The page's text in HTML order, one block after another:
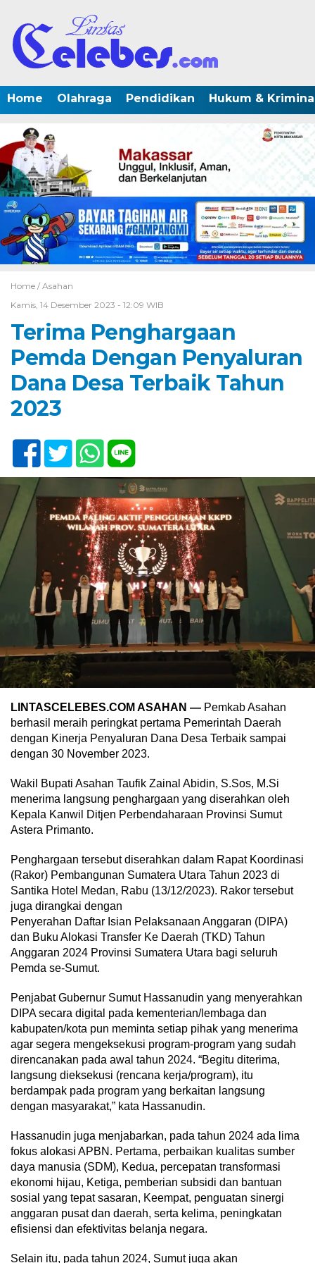
Home Olahraga Pendidikan Hukum &
Home / Asahan
Kamis, 14 Desember 2023 - 12:09 WIB
Terima Penghargaan
Pemda Dengan Penyaluran
Dana Desa Terbaik Tahun
2023
LINTASCELEBES.COM ASAHAN — Pemkab Asahan
berhasil meraih peringkat pertama Pemerintah Daerah
dengan Kinerja Penyaluran Dana Desa Terbaik sampai
dengan 30 November 2023.
Wakil Bupati Asahan Taufik Zainal Abidin, S.Sos, M.Si
menerima langsung penghargaan yang diserahkan oleh
Kepala Kanwil Ditjen Perbendaharaan Provinsi Sumut
Astera Primanto.
Penghargaan tersebut diserahkan dalam Rapat Koordinasi
(Rakor) Pembangunan Sumatera Utara Tahun 2023 di
Santika Hotel Medan, Rabu (13/12/2023). Rakor tersebut
juga dirangkai dengan
Penyerahan Daftar Isian Pelaksanaan Anggaran (DIPA)
dan Buku Alokasi Transfer Ke Daerah (TKD) Tahun
Anggaran 2024 Provinsi Sumatera Utara bagi seluruh
Pemda se-Sumut.
Penjabat Gubernur Sumut Hassanudin yang menyerahkan
DIPA secara digital pada kementerian/lembaga dan
kabupaten/kota pun meminta setiap pihak yang menerima
agar segera mengeksekusi program-program yang sudah
direncanakan pada awal tahun 2024. “Begitu diterima,
langsung dieksekusi (rencana kerja/program), itu
berdampak pada program yang berkaitan langsung
dengan masyarakat,” kata Hassanudin.
Hassanudin juga menjabarkan, pada tahun 2024 ada lima
fokus alokasi APBN. Pertama, perbaikan kualitas sumber
daya manusia (SDM), Kedua, percepatan transformasi
ekonomi hijau, Ketiga, pemberian subsidi dan bantuan
sosial yang tepat sasaran, Keempat, penguatan sinergi
anggaran pusat dan daerah, serta kelima, peningkatan
efisiensi dan efektivitas belanja negara.
Selain itu, pada tahun 2024, Sumut juga akan